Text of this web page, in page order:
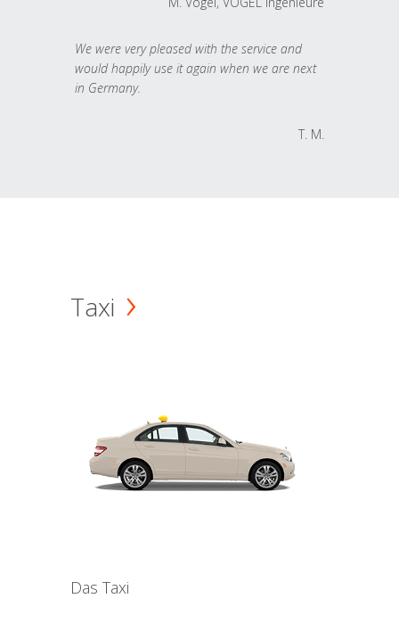
We were very pleased with the service and
would happily use it again when we are next
in Germany.
T. M.
Taxi
Das Taxi